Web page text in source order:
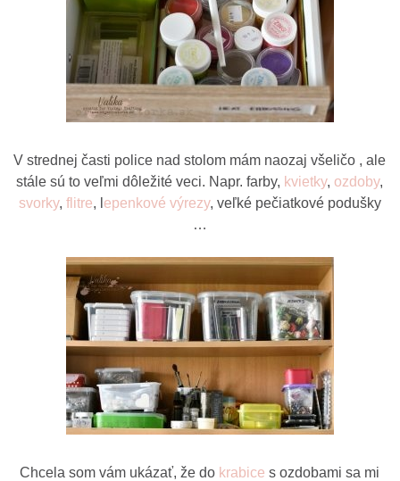
V strednej časti police nad stolom mám naozaj všeličo , ale
stále sú to veľmi dôležité veci. Napr. farby, kvietky, ozdoby,
svorky, flitre, l epenkové výrezy, veľké pečiatkové podušky
…
Chcela som vám ukázať, že do krabice s ozdobami sa mi